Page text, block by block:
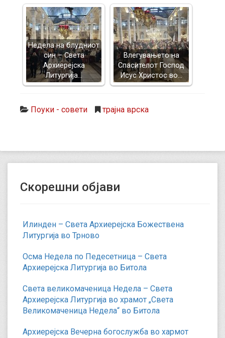
Недела на блудниот
син – Света
Архиерејска
Литургија…
Влегувањето на
Спасителот Господ
Исус Христос во…
Поуки - совети трајна врска
Скорешни објави
Илинден – Света Архиерејска Божествена
Литургија во Трново
Осма Недела по Педесетница – Света
Архиерејска Литургија во Битола
Света великомаченица Недела – Света
Архиерејска Литургија во храмот „Света
Великомаченица Недела“ во Битола
Архиерејска Вечерна богослужба во хармот